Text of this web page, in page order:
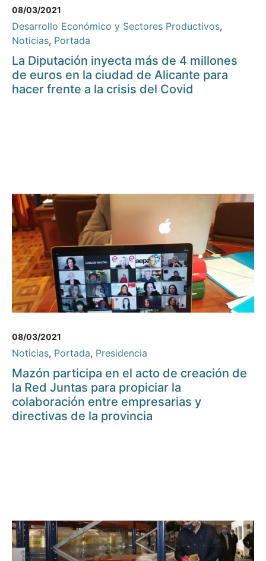
08/03/2021
Desarrollo Económico y Sectores Productivos,
Noticias, Portada
La Diputación inyecta más de 4 millones
de euros en la ciudad de Alicante para
hacer frente a la crisis del Covid
08/03/2021
Noticias, Portada, Presidencia
Mazón participa en el acto de creación de
la Red Juntas para propiciar la
colaboración entre empresarias y
directivas de la provincia